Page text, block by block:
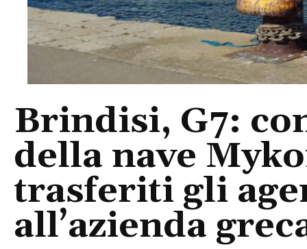
Brindisi, G7:
della nave
trasferiti gli
all’azienda